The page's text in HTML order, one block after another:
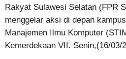
Rakyat Sulawesi Selatan (FPR
menggelar aksi di depan
Manajemen Ilmu Komputer
Kemerdekaan VII. Senin,(16/03/